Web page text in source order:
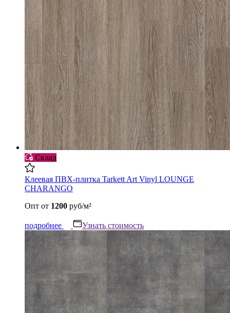
Склад
Клеевая ПВХ-плитка Tarkett Art Vinyl LOUNGE
CHARANGO
Опт от 1200 руб/м²
подробнее Узнать стоимость